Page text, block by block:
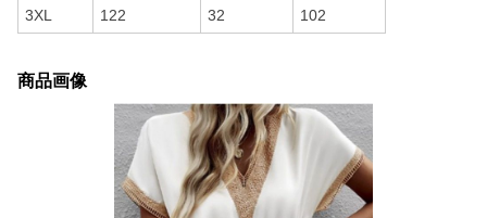
3XL 122 32 102
商品画像